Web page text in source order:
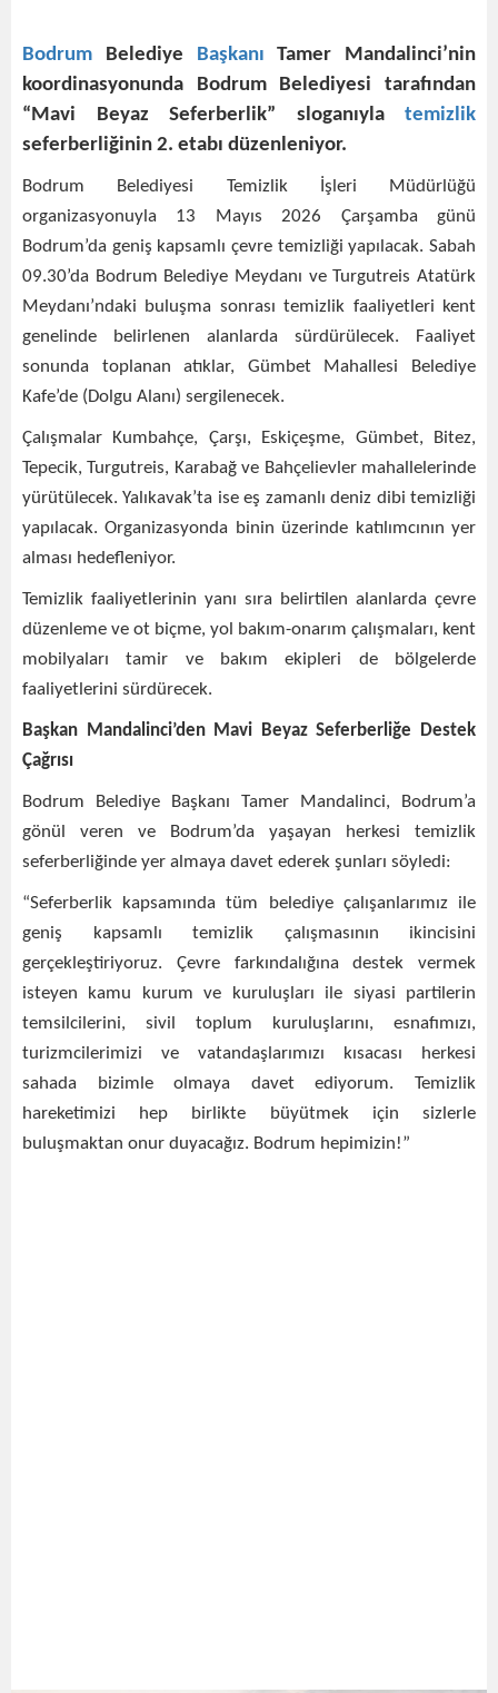
Bodrum Belediye Başkanı Tamer Mandalinci’nin
koordinasyonunda Bodrum Belediyesi tarafından
“Mavi Beyaz Seferberlik” sloganıyla temizlik
seferberliğinin 2. etabı düzenleniyor.
Bodrum Belediyesi Temizlik İşleri Müdürlüğü
organizasyonuyla 13 Mayıs 2026 Çarşamba günü
Bodrum’da geniş kapsamlı çevre temizliği yapılacak. Sabah
09.30’da Bodrum Belediye Meydanı ve Turgutreis Atatürk
Meydanı’ndaki buluşma sonrası temizlik faaliyetleri kent
genelinde belirlenen alanlarda sürdürülecek. Faaliyet
sonunda toplanan atıklar, Gümbet Mahallesi Belediye
Kafe’de (Dolgu Alanı) sergilenecek.
Çalışmalar Kumbahçe, Çarşı, Eskiçeşme, Gümbet, Bitez,
Tepecik, Turgutreis, Karabağ ve Bahçelievler mahallelerinde
yürütülecek. Yalıkavak’ta ise eş zamanlı deniz dibi temizliği
yapılacak. Organizasyonda binin üzerinde katılımcının yer
alması hedefleniyor.
Temizlik faaliyetlerinin yanı sıra belirtilen alanlarda çevre
düzenleme ve ot biçme, yol bakım-onarım çalışmaları, kent
mobilyaları tamir ve bakım ekipleri de bölgelerde
faaliyetlerini sürdürecek.
Başkan Mandalinci’den Mavi Beyaz Seferberliğe Destek
Çağrısı
Bodrum Belediye Başkanı Tamer Mandalinci, Bodrum’a
gönül veren ve Bodrum’da yaşayan herkesi temizlik
seferberliğinde yer almaya davet ederek şunları söyledi:
“Seferberlik kapsamında tüm belediye çalışanlarımız ile
geniş kapsamlı temizlik çalışmasının ikincisini
gerçekleştiriyoruz. Çevre farkındalığına destek vermek
isteyen kamu kurum ve kuruluşları ile siyasi partilerin
temsilcilerini, sivil toplum kuruluşlarını, esnafımızı,
turizmcilerimizi ve vatandaşlarımızı kısacası herkesi
sahada bizimle olmaya davet ediyorum. Temizlik
hareketimizi hep birlikte büyütmek için sizlerle
buluşmaktan onur duyacağız. Bodrum hepimizin!”